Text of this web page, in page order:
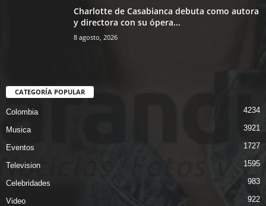
Charlotte de Casabianca debuta como autora
y directora con su ópera...
8 agosto, 2026
CATEGORÍA POPULAR
Colombia 4234
Musica 3921
Eventos 1727
Television 1595
Celebridades 983
Video 922